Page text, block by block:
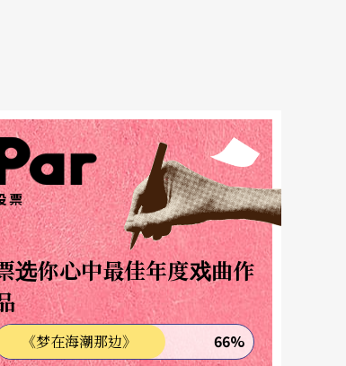
票
选你心中最佳年度戏曲作
《梦在海潮那边》 66%